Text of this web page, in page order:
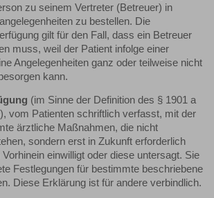
zu seinem Vertreter (Betreuer) in
zu bestellen. Die
gilt für den Fall, dass ein Betreuer
muss, weil der Patient infolge einer
Angelegenheiten ganz oder teilweise nicht
kann.
(im Sinne der Definition des § 1901 a
vom Patienten schriftlich verfasst, mit der
ärztliche Maßnahmen, die nicht
sondern erst in Zukunft erforderlich
einwilligt oder diese untersagt. Sie
Festlegungen für bestimmte beschriebene
Diese Erklärung ist für andere verbindlich.